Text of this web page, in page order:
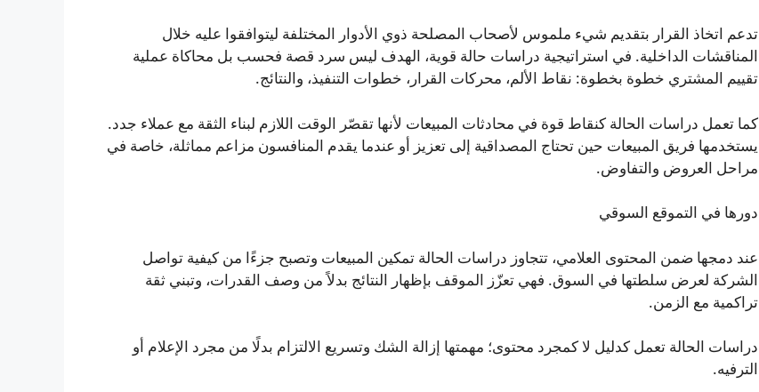
تدعم اتخاذ القرار بتقديم شيء ملموس لأصحاب المصلحة ذوي الأدوار المختلفة ليتوافقوا عليه خلال
المناقشات الداخلية. في استراتيجية دراسات حالة قوية، الهدف ليس سرد قصة فحسب بل محاكاة عملية
تقييم المشتري خطوة بخطوة: نقاط الألم، محركات القرار، خطوات التنفيذ، والنتائج.
كما تعمل دراسات الحالة كنقاط قوة في محادثات المبيعات لأنها تقصّر الوقت اللازم لبناء الثقة مع عملاء جدد.
يستخدمها فريق المبيعات حين تحتاج المصداقية إلى تعزيز أو عندما يقدم المنافسون مزاعم مماثلة، خاصة في
مراحل العروض والتفاوض.
دورها في التموقع السوقي
عند دمجها ضمن المحتوى العلامي، تتجاوز دراسات الحالة تمكين المبيعات وتصبح جزءًا من كيفية تواصل
الشركة لعرض سلطتها في السوق. فهي تعزّز الموقف بإظهار النتائج بدلاً من وصف القدرات، وتبني ثقة
تراكمية مع الزمن.
دراسات الحالة تعمل كدليل لا كمجرد محتوى؛ مهمتها إزالة الشك وتسريع الالتزام بدلًا من مجرد الإعلام أو
الترفيه.